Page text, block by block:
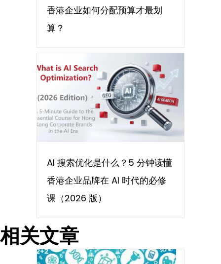
香港企业如何分配预算才最划
算？
AI 搜索优化是什么？5 分钟读懂
香港企业品牌在 AI 时代的必修
课（2026 版）
相关文章